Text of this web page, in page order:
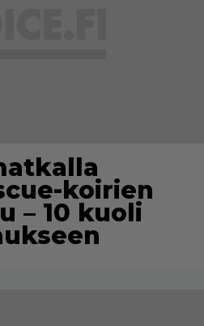
koirien
– 10 kuoli